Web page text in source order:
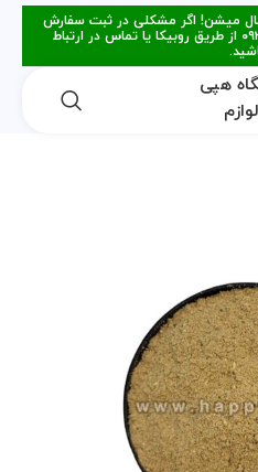
میشن! اگر مشکلی در ثبت سفارش
داشتین، میتونین با ۰۹۳۸۲۱۵۳۴۷۸ از طریق روبیکا یا تماس در ارتباط